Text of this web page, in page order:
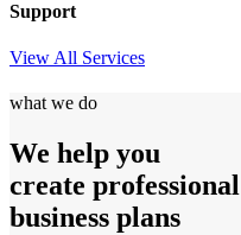
Support
View All Services
what we do
We help you
create professional
business plans